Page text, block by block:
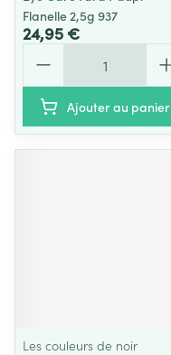
Flanelle 2,5g 937
24,95 €
Ajouter au panier
Les couleurs de noir